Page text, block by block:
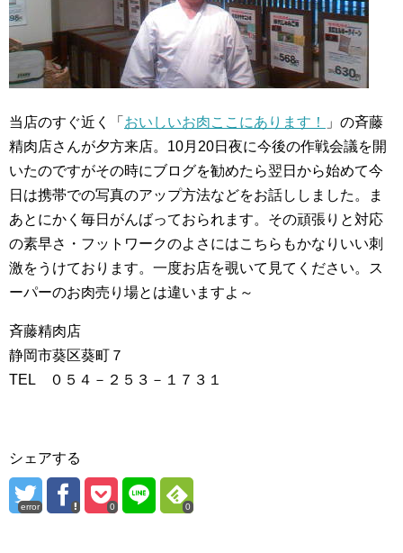
当店のすぐ近く「 おいしいお肉ここにあります！
」の斉藤
精肉店さんが夕方来店。10月20日夜に今後の作戦会議を開
いたのですがその時にブログを勧めたら翌日から始めて今
日は携帯での写真のアップ方法などをお話ししました。ま
あとにかく毎日がんばっておられます。その頑張りと対応
の素早さ・フットワークのよさにはこちらもかなりいい刺
激をうけております。一度お店を覗いて見てください。ス
ーパーのお肉売り場とは違いますよ～
斉藤精肉店
静岡市葵区葵町７
TEL ０５４－２５３－１７３１
シェアする
error 0 0